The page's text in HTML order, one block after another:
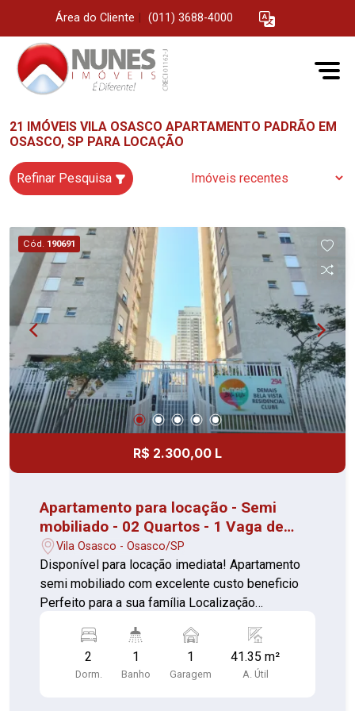
Área do Cliente (011) 3688-4000
21 IMÓVEIS VILA OSASCO APARTAMENTO PADRÃO EM
OSASCO, SP PARA LOCAÇÃO
Refinar Pesquisa
Cód. 190691
R$ 2.300,00 L
Apartamento para locação - Semi
mobiliado - 02 Quartos - 1 Vaga de
garagem - Vila Osasco
Vila Osasco - Osasco/SP
Disponível para locação imediata! Apartamento
semi mobiliado com excelente custo beneficio
Perfeito para a sua família Localização
cerâmica) Sala ampla com sacada (piso
cerâmica) Cozinha com armários planejados,
cooktop e forno (piso cerâmica) 01 Banheiro com
2
Dorm.
1
Banho
1
Garagem
41.35 m²
A. Útil